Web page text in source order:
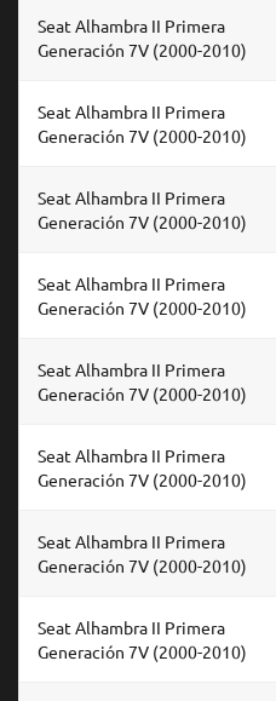
Seat Alhambra II Primera
Generación 7V (2000-2010)
Seat Alhambra II Primera
Generación 7V (2000-2010)
Seat Alhambra II Primera
Generación 7V (2000-2010)
Seat Alhambra II Primera
Generación 7V (2000-2010)
Seat Alhambra II Primera
Generación 7V (2000-2010)
Seat Alhambra II Primera
Generación 7V (2000-2010)
Seat Alhambra II Primera
Generación 7V (2000-2010)
Seat Alhambra II Primera
Generación 7V (2000-2010)